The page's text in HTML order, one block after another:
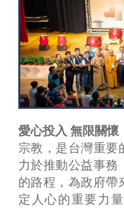
愛心投入 無限關懷
宗教，是台灣重要
力於推動公益事務
的路程，為政府帶
定人心的重要力